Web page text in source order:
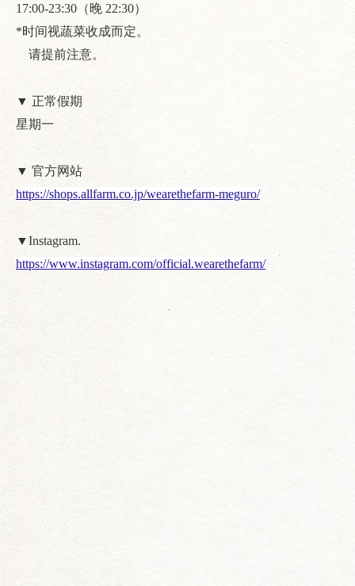
17:00-23:30（晚 22:30）
*时间视蔬菜收成而定。
请提前注意。
▼ 正常假期
星期一
▼ 官方网站
https://shops.allfarm.co.jp/wearethefarm-meguro/
▼Instagram.
https://www.instagram.com/official.wearethefarm/